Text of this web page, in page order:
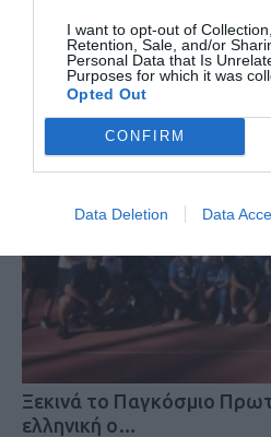
I want to opt-out of
Retention, Sale, and/or
Personal Data that Is
Purposes for which it was
Opted Out
CONFIRM
Data Deletion Data
Iουλιάννα Ρούσσου: Με
μεγάλο ρε…
Δείτε περισσότερα
Ξεκινά το Παγκόσμιο
ελληνική ο…